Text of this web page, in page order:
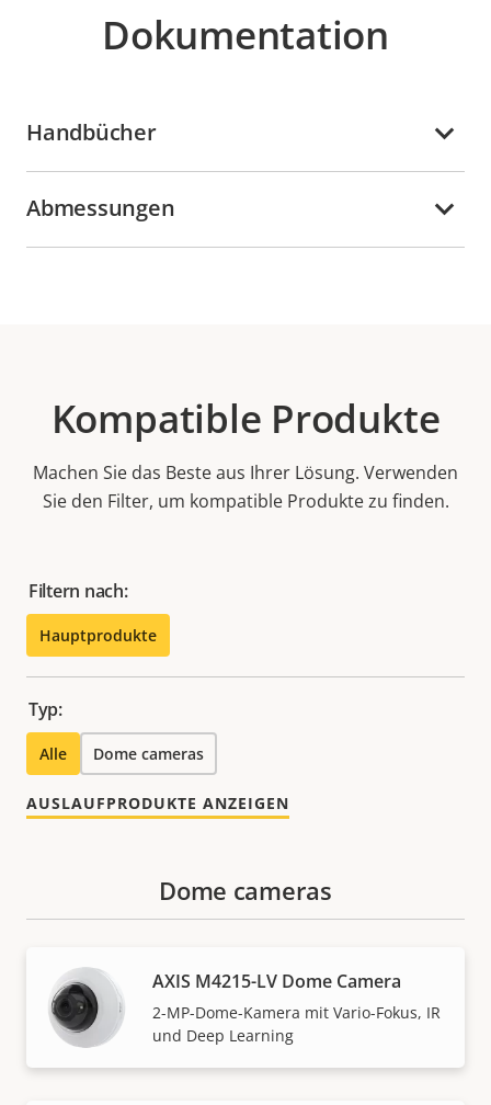
Dokumentation
Handbücher
Abmessungen
Kompatible Produkte
Machen Sie das Beste aus Ihrer Lösung. Verwenden
Sie den Filter, um kompatible Produkte zu finden.
Filtern nach:
Hauptprodukte
Typ:
Alle Dome cameras
AUSLAUFPRODUKTE ANZEIGEN
Dome cameras
AXIS M4215-LV Dome Camera
2-MP-Dome-Kamera mit Vario-Fokus, IR
und Deep Learning